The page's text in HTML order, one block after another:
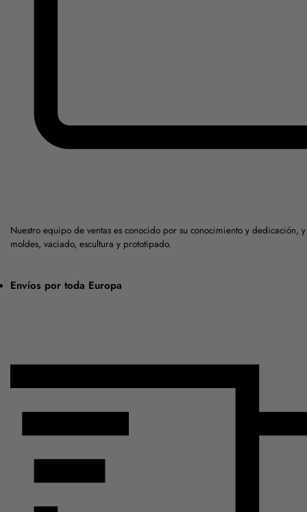
Nuestro equipo de ventas es conocido por su conocimiento y dedicación,
moldes, vaciado, escultura y prototipado.
Envíos por toda Europa